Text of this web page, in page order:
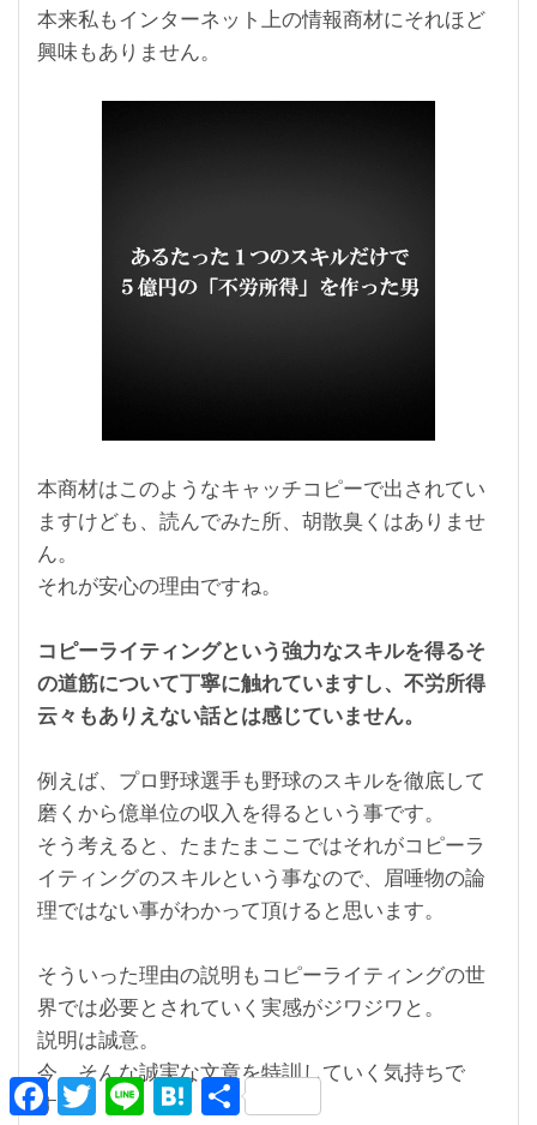
本来私もインターネット上の情報商材にそれほど
興味もありません。
本商材はこのようなキャッチコピーで出されてい
ますけども、読んでみた所、胡散臭くはありませ
ん。
それが安心の理由ですね。
コピーライティングという強力なスキルを得るそ
の道筋について丁寧に触れていますし、不労所得
云々もありえない話とは感じていません。
例えば、プロ野球選手も野球のスキルを徹底して
磨くから億単位の収入を得るという事です。
そう考えると、たまたまここではそれがコピーラ
イティングのスキルという事なので、眉唾物の論
理ではない事がわかって頂けると思います。
そういった理由の説明もコピーライティングの世
界では必要とされていく実感がジワジワと。
説明は誠意。
今、そんな誠実な文章を特訓していく気持ちで
す。
F
a
T
L
H
共
有